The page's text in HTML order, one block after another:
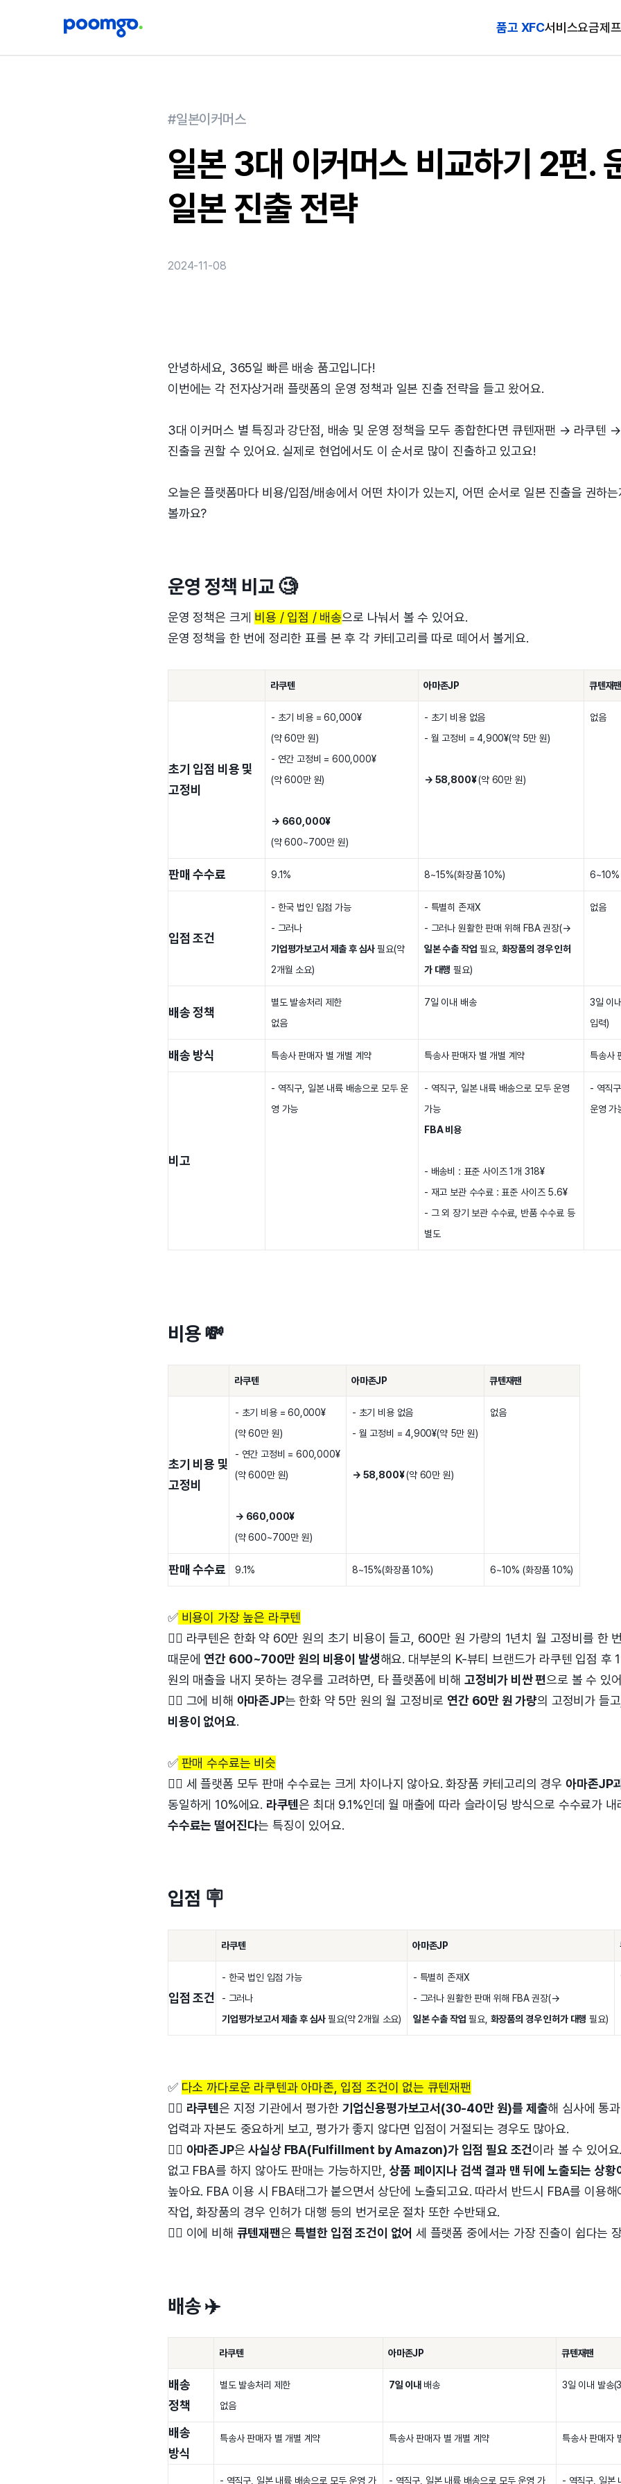
품고 XFC서비스요금제
#일본이커머스
일본 3대 이커머스 비교하기 2편.
일본 진출 전략
2024-11-08
안녕하세요, 365일 빠른 배송 품고입니다!
이번에는 각 전자상거래 플랫폼의 운영 정책과 일본 진출 전략을 들고 왔어요.
3대 이커머스 별 특징과 강단점, 배송 및 운영 정책을 모두 종합한다면 큐텐재팬 → 라쿠텐
진출을 권할 수 있어요. 실제로 현업에서도 이 순서로 많이 진출하고 있고요!
오늘은 플랫폼마다 비용/입점/배송에서 어떤 차이가 있는지, 어떤 순서로 일본 진출을 권하는
볼까요?
운영 정책 비교 🧐
운영 정책은 크게 비용 / 입점 / 배송으로 나눠서 볼 수 있어요.
운영 정책을 한 번에 정리한 표를 본 후 각 카테고리를 따로 떼어서 볼게요.
라쿠텐 아마존JP 큐텐재팬
초기 입점 비용 및
고정비
- 초기 비용 = 60,000¥
(약 60만 원)
- 연간 고정비 = 600,000¥
(약 600만 원)
→ 660,000¥
(약 600~700만 원)
- 초기 비용 없음
- 월 고정비 = 4,900¥(약 5만 원)
→ 58,800¥(약 60만 원)
없음
판매 수수료 9.1% 8~15%(화장품 10%) 6~10%
입점 조건
- 한국 법인 입점 가능
- 그러나
기업평가보고서 제출 후 심사필요(약
2개월 소요)
- 특별히 존재X
- 그러나 원활한 판매 위해 FBA 권장(→
일본 수출 작업 필요, 화장품의 경우 인허
가 대행 필요)
없음
배송 정책
별도 발송처리 제한
없음
7일 이내 배송
3일 이
입력)
배송 방식 특송사 판매자 별 개별 계약 특송사 판매자 별 개별 계약 특송사
비고
- 역직구, 일본 내륙 배송으로 모두 운
영 가능
- 역직구, 일본 내륙 배송으로 모두 운영
가능
FBA 비용
- 배송비 : 표준 사이즈 1개 318¥
- 재고 보관 수수료 : 표준 사이즈 5.6¥
- 그 외 장기 보관 수수료, 반품 수수료 등
별도
- 역직
운영 가
비용 💸
라쿠텐 아마존JP 큐텐재팬
초기 비용 및
고정비
- 초기 비용 = 60,000¥
(약 60만 원)
- 연간 고정비 = 600,000¥
(약 600만 원)
→ 660,000¥
(약 600~700만 원)
- 초기 비용 없음
- 월 고정비 = 4,900¥(약 5만 원)
→ 58,800¥(약 60만 원)
없음
판매 수수료 9.1% 8~15%(화장품 10%) 6~10% (화장품 10%)
✅비용이 가장 높은 라쿠텐
👉🏻 라쿠텐은 한화 약 60만 원의 초기 비용이 들고, 600만 원 가량의 1년치 월 고정비를 한
때문에 연간 600~700만 원의 비용이 발생해요. 대부분의 K-뷰티 브랜드가 라쿠텐 입점
원의 매출을 내지 못하는 경우를 고려하면, 타 플랫폼에 비해 고정비가 비싼 편으로 볼 수 있
👉🏻 그에 비해 아마존JP는 한화 약 5만 원의 월 고정비로 연간 60만 원 가량의 고정비가 들
비용이 없어요.
✅판매 수수료는 비슷
👉🏻 세 플랫폼 모두 판매 수수료는 크게 차이나지 않아요. 화장품 카테고리의 경우 아마존JP
동일하게 10%에요. 라쿠텐은 최대 9.1%인데 월 매출에 따라 슬라이딩 방식으로 수수료가 내
수수료는 떨어진다는 특징이 있어요.
입점 🪧
라쿠텐 아마존JP
입점 조건
- 한국 법인 입점 가능
- 그러나
기업평가보고서 제출 후 심사필요(약 2개월 소요)
- 특별히 존재X
- 그러나 원활한 판매 위해 FBA 권장(→
일본 수출 작업 필요, 화장품의 경우 인허가 대행 필요)
✅ 다소 까다로운 라쿠텐과 아마존, 입점 조건이 없는 큐텐재팬
👉🏻 라쿠텐은 지정 기관에서 평가한 기업신용평가보고서(30-40만 원)를 제출해 심사에 통
업력과 자본도 중요하게 보고, 평가가 좋지 않다면 입점이 거절되는 경우도 많아요.
👉🏻 아마존JP은사실상 FBA(Fulfillment by Amazon)가 입점 필요 조건이라 볼 수 있어
없고 FBA를 하지 않아도 판매는 가능하지만, 상품 페이지나 검색 결과 맨 뒤에 노출되는 상황
높아요. FBA 이용 시 FBA태그가 붙으면서 상단에 노출되고요. 따라서 반드시 FBA를 이용해
작업, 화장품의 경우 인허가 대행 등의 번거로운 절차 또한 수반돼요.
👉🏻 이에 비해 큐텐재팬은특별한 입점 조건이 없어 세 플랫폼 중에서는 가장 진출이 쉽다는
배송 ✈️
라쿠텐 아마존JP 큐텐재팬
배송
정책
별도 발송처리 제한
없음
7일 이내 배송 3일 이내 발송
배송
방식
특송사 판매자 별 개별 계약 특송사 판매자 별 개별 계약 특송사 판매자
- 역직구, 일본 내륙 배송으로 모두 운영 가 - 역직구, 일본 내륙 배송으로 모두 운영 가 - 역직구, 일본